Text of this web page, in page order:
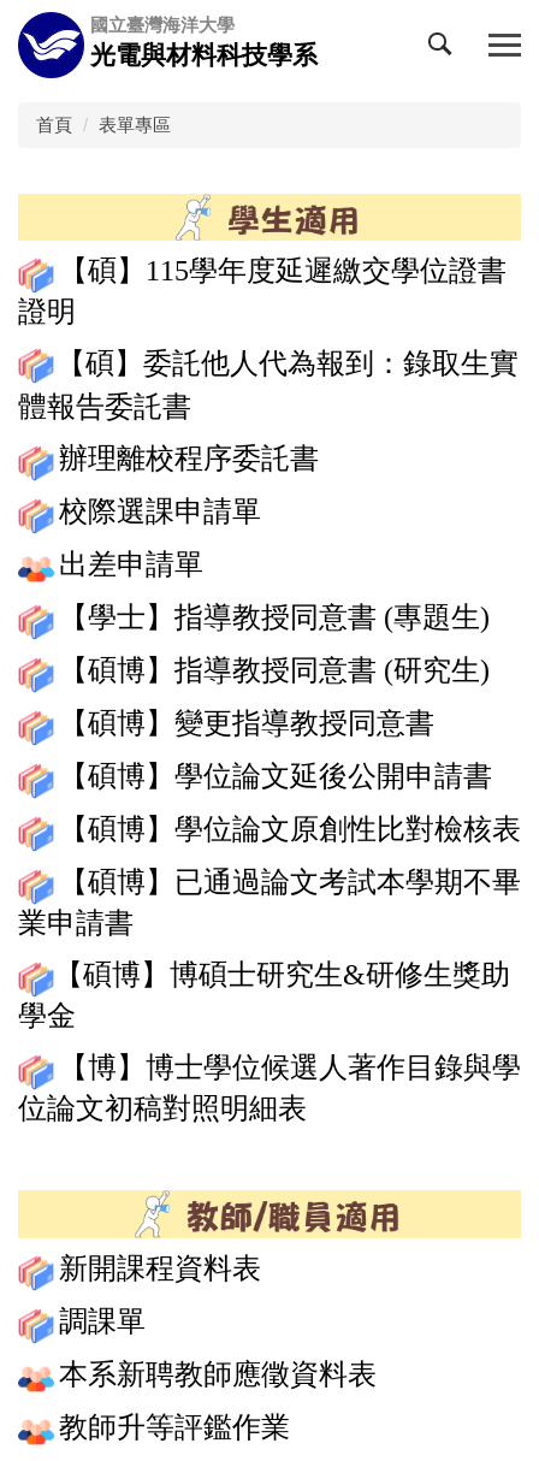
跳
到
主
國立臺灣海洋大學
光電與材料科技學系
首頁 表單專區
【碩】115學年度延遲繳交學位證書
證明
【碩】委託他人代為報到： 錄取生實
體報告委託書
辦理離校程序委託書
校際選課申請單
出差申請單
【學士】指導教授同意書 (專題生)
【碩博】指導教授同意書 (研究生)
【碩博】變更指導教授同意書
【碩博】學位論文延後公開申請書
【碩博】學位論文原創性比對檢核表
【碩博】已通過論文考試本學期不畢
業申請書
【碩博】博碩士研究生&研修生獎助
學金
【博】博士學位候選人著作目錄與學
位論文初稿對照明細表
新開課程資料表
調課單
本系新聘教師應徵資料表
教師升等評鑑作業